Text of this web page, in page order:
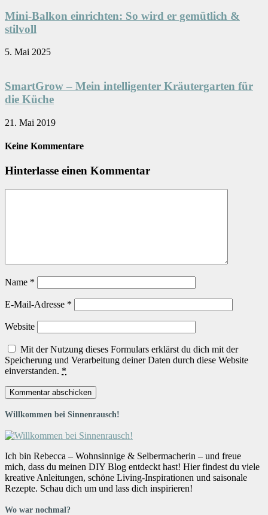
Mini-Balkon einrichten: So wird er gemütlich &
stilvoll
5. Mai 2025
SmartGrow – Mein intelligenter Kräutergarten für
die Küche
21. Mai 2019
Keine Kommentare
Hinterlasse einen Kommentar
Name *
E-Mail-Adresse *
Website
Mit der Nutzung dieses Formulars erklärst du dich mit der
Speicherung und Verarbeitung deiner Daten durch diese Website
einverstanden. *
Willkommen bei Sinnenrausch!
Ich bin Rebecca – Wohnsinnige & Selbermacherin – und freue
mich, dass du meinen DIY Blog entdeckt hast! Hier findest du viele
kreative Anleitungen, schöne Living-Inspirationen und saisonale
Rezepte. Schau dich um und lass dich inspirieren!
Wo war nochmal?